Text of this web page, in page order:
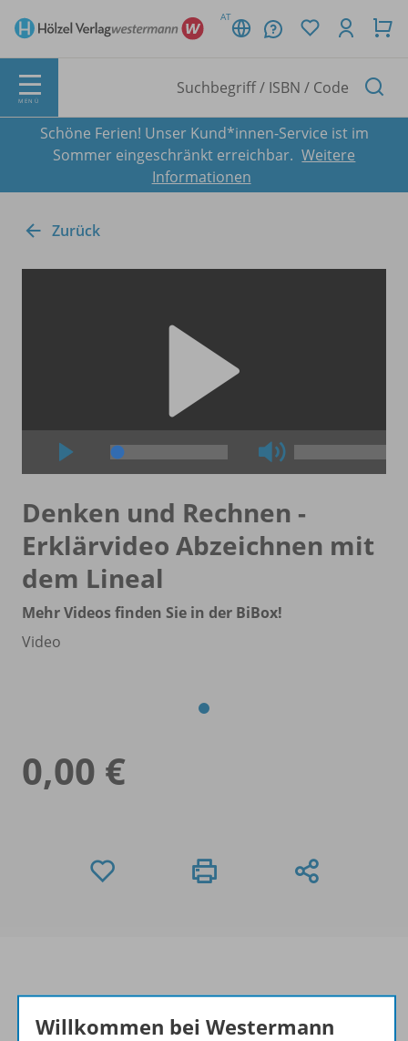
AT
MENÜ
Schöne Ferien! Unser Kund*innen-Service ist im
Sommer eingeschränkt erreichbar. Weitere
Informationen
Zurück
Denken und Rechnen -
Erklärvideo Abzeichnen mit
dem Lineal
Mehr Videos finden Sie in der BiBox!
Video
0,00 €
Informationen
Willkommen bei Westermann